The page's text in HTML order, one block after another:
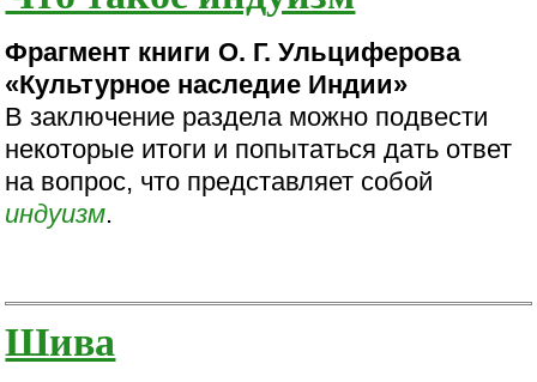
Фрагмент книги О. Г. Ульциферова
«Культурное наследие Индии»
В заключение раздела можно подвести
некоторые итоги и попытаться дать ответ
на вопрос, что представляет собой
индуизм.
Шива